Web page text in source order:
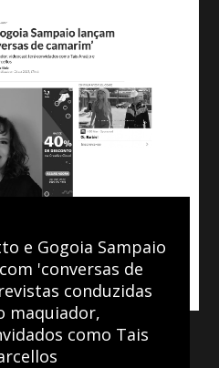
e Gogoia Sampaio
'conversas de
conduzidas
maquiador,
como Tais